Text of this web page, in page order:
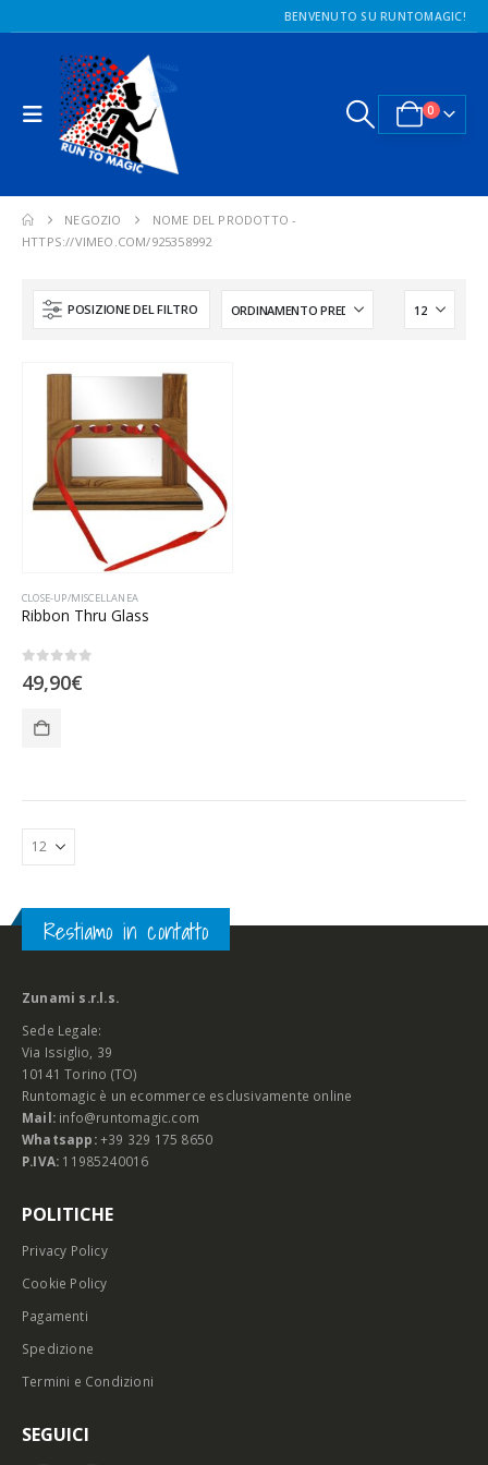
BENVENUTO SU RUNTOMAGIC!
0
NEGOZIO
NOME DEL PRODOTTO -
HTTPS://VIMEO.COM/925358992
POSIZIONE DEL FILTRO
CLOSE-UP/MISCELLANEA
Ribbon Thru Glass
49,90€
Restiamo in contatto
Zunami s.r.l.s.
Sede Legale:
Via Issiglio, 39
10141 Torino (TO)
Runtomagic è un ecommerce esclusivamente online
Mail: info@runtomagic.com
Whatsapp: +39 329 175 8650
P.IVA: 11985240016
POLITICHE
Privacy Policy
Cookie Policy
Pagamenti
Spedizione
Termini e Condizioni
SEGUICI